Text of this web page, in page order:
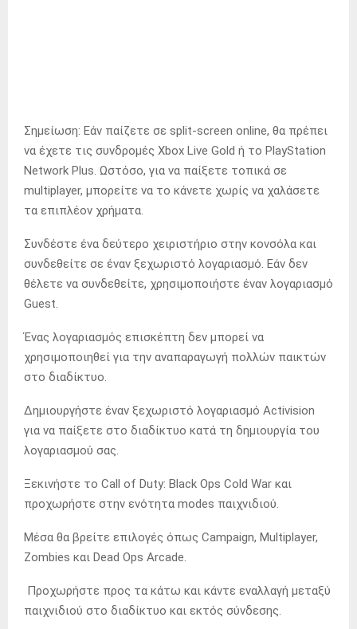
Σημείωση: Εάν παίζετε σε split-screen online, θα πρέπει
να έχετε τις συνδρομές Xbox Live Gold ή το PlayStation
Network Plus. Ωστόσο, για να παίξετε τοπικά σε
multiplayer, μπορείτε να το κάνετε χωρίς να χαλάσετε
τα επιπλέον χρήματα.
Συνδέστε ένα δεύτερο χειριστήριο στην κονσόλα και
συνδεθείτε σε έναν ξεχωριστό λογαριασμό. Εάν δεν
θέλετε να συνδεθείτε, χρησιμοποιήστε έναν λογαριασμό
Guest.
Ένας λογαριασμός επισκέπτη δεν μπορεί να
χρησιμοποιηθεί για την αναπαραγωγή πολλών παικτών
στο διαδίκτυο.
Δημιουργήστε έναν ξεχωριστό λογαριασμό Activision
για να παίξετε στο διαδίκτυο κατά τη δημιουργία του
λογαριασμού σας.
Ξεκινήστε το Call of Duty: Black Ops Cold War και
προχωρήστε στην ενότητα modes παιχνιδιού.
Μέσα θα βρείτε επιλογές όπως Campaign, Multiplayer,
Zombies και Dead Ops Arcade.
Προχωρήστε προς τα κάτω και κάντε εναλλαγή μεταξύ
παιχνιδιού στο διαδίκτυο και εκτός σύνδεσης.